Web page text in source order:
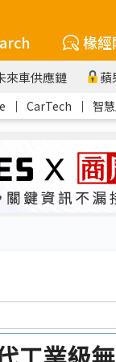
椽經
來車供應鏈 蘋
｜ CarTech ｜ 智